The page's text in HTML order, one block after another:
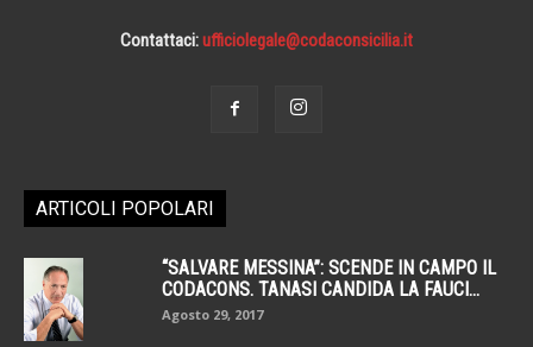
Contattaci:ufficiolegale@codaconsicilia.it
ARTICOLI POPOLARI
“SALVARE MESSINA”: SCENDE IN CAMPO IL
CODACONS. TANASI CANDIDA LA FAUCI...
Agosto 29, 2017